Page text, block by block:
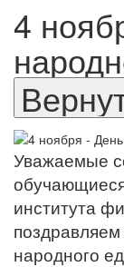
4
Уважаемые
обучающиеся
института
народного